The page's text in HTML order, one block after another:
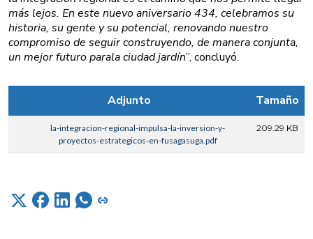
más lejos. En este nuevo aniversario 434, celebramos su
historia, su gente y su potencial, renovando nuestro
compromiso de seguir construyendo, de manera conjunta,
un mejor futuro parala ciudad jardín”, concluyó.
Adjunto Tamaño
la-integracion-regional-impulsa-la-inversion-y-
proyectos-estrategicos-en-fusagasuga.pdf
209.29 KB